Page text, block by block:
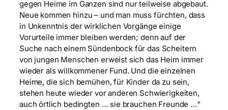
gegen Heime im Ganzen sind nur teilweise abgebaut.
Neue kommen hinzu – und man muss fürchten, dass
in Unkenntnis der wirklichen Vorgänge einige
Vorurteile immer bleiben werden; denn auf der
Suche nach einem Sündenbock für das Scheitern
von jungen Menschen erweist sich das Heim immer
wieder als willkommener Fund. Und die einzelnen
Heime, die sich bemühen, für Kinder da zu sein,
stehen heute wieder vor anderen Schwierigkeiten,
auch örtlich bedingten … sie brauchen Freunde …“